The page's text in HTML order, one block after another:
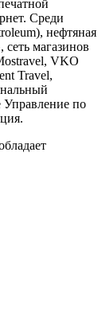
Среди
нефтяная
магазинов
VKO
Travel,
по